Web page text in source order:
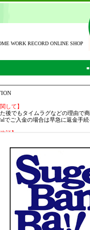
WORK RECORD ONLINE SHOP
■